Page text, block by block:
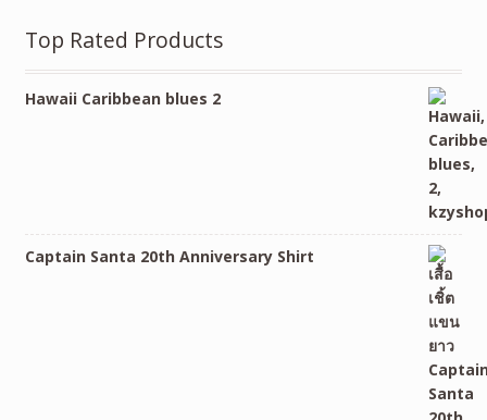
Top Rated Products
Hawaii Caribbean blues 2
Captain Santa 20th Anniversary Shirt